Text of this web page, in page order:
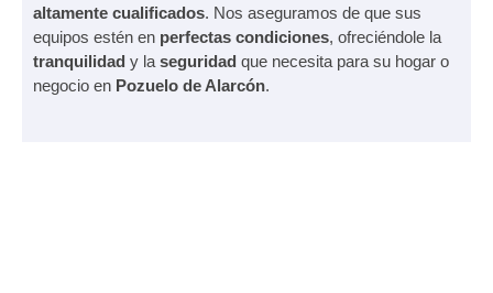
altamente cualificados. Nos aseguramos de que sus
equipos estén en perfectas condiciones, ofreciéndole la
tranquilidad y laseguridad que necesita para su hogar o
negocio en Pozuelo de Alarcón.